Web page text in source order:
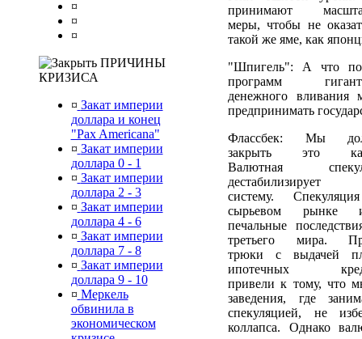
¤
¤
¤
ПРИЧИНЫ
КРИЗИСА
¤ Закат империи
доллара и конец
"Pax Americana"
¤ Закат империи
доллара 0 - 1
¤ Закат империи
доллара 2 - 3
¤ Закат империи
доллара 4 - 6
¤ Закат империи
доллара 7 - 8
¤ Закат империи
доллара 9 - 10
¤ Меркель
обвинила в
экономическом
принимают
меры, чтобы не
такой же яме, как
"Шпигель": А что
программ
денежного вливания
предпринимать
Флассбек: Мы
закрыть это
Валютная
систему.
сырьевом рынке
печальные
третьего мира.
трюки с выдачей
ипотечных
привели к тому, что
заведения, где
спекуляцией, не
коллапса. Однако